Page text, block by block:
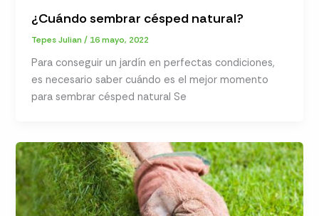
¿Cuándo sembrar césped natural?
Tepes Julian/ 16 mayo, 2022
Para conseguir un jardín en perfectas condiciones,
es necesario saber cuándo es el mejor momento
para sembrar césped natural Se